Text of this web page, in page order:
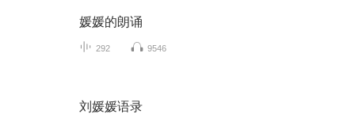
媛媛的朗诵
292 9546
刘媛媛语录